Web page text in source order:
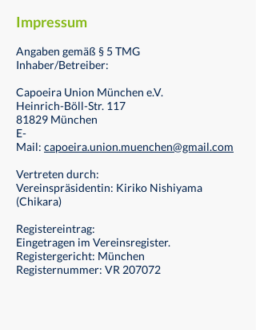
Impressum
Angaben gemäß § 5 TMG
Inhaber/Betreiber:
Capoeira Union München e.V.
Heinrich-Böll-Str. 117
81829 München
E-
Mail: capoeira.union.muenchen@gmail.com
Vertreten durch:
Vereinspräsidentin: Kiriko Nishiyama
(Chikara)
Registereintrag:
Eingetragen im Vereinsregister.
Registergericht: München
Registernummer: VR 207072